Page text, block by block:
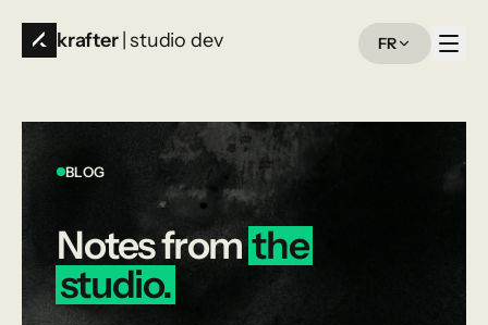
krafter | studio dev FR
BLOG
Notesfrom the
studio.